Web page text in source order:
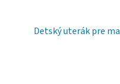
Detský uterák pre